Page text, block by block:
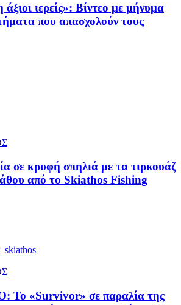
ιερείς»: Βίντεο με μήνυμα
που απασχολούν τους
σε κρυφή σπηλιά με τα τιρκουάζ
από το Skiathos Fishing
«Survivor» σε παραλία της